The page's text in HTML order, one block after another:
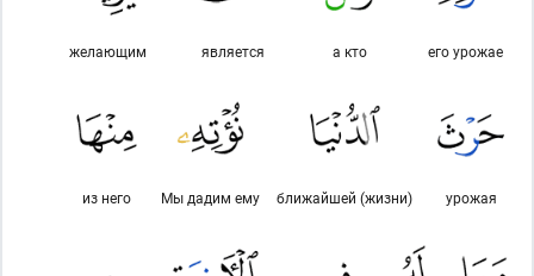
его урожае
а кто
является
желающим
урожая
ближайшей (жизни)
Мы дадим ему
из него